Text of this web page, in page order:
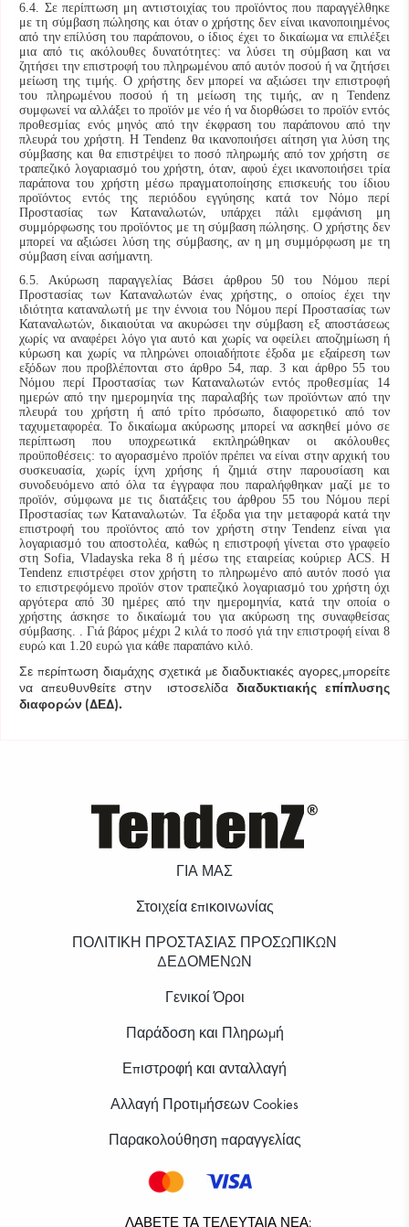
6.4. Σε περίπτωση μη αντιστοιχίας του προϊόντος που παραγγέλθηκε
με τη σύμβαση πώλησης και όταν ο χρήστης δεν είναι ικανοποιημένος
από την επίλύση του παράπονου, ο ίδιος έχει το δικαίωμα να επιλέξει
μια από τις ακόλουθες δυνατότητες: να λύσει τη σύμβαση και να
ζητήσει την επιστροφή του πληρωμένου από αυτόν ποσού ή να ζητήσει
μείωση της τιμής. Ο χρήστης δεν μπορεί να αξιώσει την επιστροφή
του πληρωμένου ποσού ή τη μείωση της τιμής, αν η Tendenz
συμφωνεί να αλλάξει το προϊόν με νέο ή να διορθώσει το προϊόν εντός
προθεσμίας ενός μηνός από την έκφραση του παράπονου από την
πλευρά του χρήστη. Η Tendenz θα ικανοποιήσει αίτηση για λύση της
σύμβασης και θα επιστρέψει το ποσό πληρωμής από τον χρήστη σε
τραπεζικό λογαριασμό του χρήστη, όταν, αφού έχει ικανοποιήσει τρία
παράπονα του χρήστη μέσω πραγματοποίησης επισκευής του ίδιου
προϊόντος εντός της περιόδου εγγύησης κατά τον Νόμο περί
Προστασίας των Καταναλωτών, υπάρχει πάλι εμφάνιση μη
συμμόρφωσης του προϊόντος με τη σύμβαση πώλησης. Ο χρήστης δεν
μπορεί να αξιώσει λύση της σύμβασης, αν η μη συμμόρφωση με τη
σύμβαση είναι ασήμαντη.
6.5. Ακύρωση παραγγελίας Βάσει άρθρου 50 του Νόμου περί
Προστασίας των Καταναλωτών ένας χρήστης, ο οποίος έχει την
ιδιότητα καταναλωτή με την έννοια του Νόμου περί Προστασίας των
Καταναλωτών, δικαιούται να ακυρώσει την σύμβαση εξ αποστάσεως
χωρίς να αναφέρει λόγο για αυτό και χωρίς να οφείλει αποζημίωση ή
κύρωση και χωρίς να πληρώνει οποιαδήποτε έξοδα με εξαίρεση των
εξόδων που προβλέπονται στο άρθρο 54, παρ. 3 και άρθρο 55 του
Νόμου περί Προστασίας των Καταναλωτών εντός προθεσμίας 14
ημερών από την ημερομηνία της παραλαβής των προϊόντων από την
πλευρά του χρήστη ή από τρίτο πρόσωπο, διαφορετικό από τον
ταχυμεταφορέα. Το δικαίωμα ακύρωσης μπορεί να ασκηθεί μόνο σε
περίπτωση που υποχρεωτικά εκπληρώθηκαν οι ακόλουθες
προϋποθέσεις: το αγορασμένο προϊόν πρέπει να είναι στην αρχική του
συσκευασία, χωρίς ίχνη χρήσης ή ζημιά στην παρουσίαση και
συνοδευόμενο από όλα τα έγγραφα που παραλήφθηκαν μαζί με το
προϊόν, σύμφωνα με τις διατάξεις του άρθρου 55 του Νόμου περί
Προστασίας των Καταναλωτών. Τα έξοδα για την μεταφορά κατά την
επιστροφή του προϊόντος από τον χρήστη στην Tendenz είναι για
λογαριασμό του αποστολέα, καθώς η επιστροφή γίνεται στο γραφείο
στη Sofia, Vladayska reka 8 ή μέσω της εταιρείας κούριερ ACS. Η
Tendenz επιστρέφει στον χρήστη το πληρωμένο από αυτόν ποσό για
το επιστρεφόμενο προϊόν στον τραπεζικό λογαριασμό του χρήστη όχι
αργότερα από 30 ημέρες από την ημερομηνία, κατά την οποία ο
χρήστης άσκησε το δικαίωμά του για ακύρωση της συναφθείσας
σύμβασης. . Γιά βάρος μέχρι 2 κιλά το ποσό γιά την επιστροφή είναι 8
ευρώ και 1.20 ευρώ για κάθε παραπάνο κιλό.
Σε περίπτωση διαμάχης σχετικά με διαδυκτιακές αγορες,μπορείτε
να απευθυνθείτε στην ιστοσελίδαδιαδυκτιακής επίπλυσης
διαφορών (ΔΕΔ).
ΓΙΑ ΜΑΣ
Στοιχεία επικοινωνίας
ΠΟΛΙΤΙΚΗ ΠΡΟΣΤΑΣΙΑΣ ΠΡΟΣΩΠΙΚΩΝ
ΔΕΔΟΜΕΝΩΝ
Γενικοί Όροι
Παράδοση και Πληρωμή
Επιστροφή και ανταλλαγή
Αλλαγή Προτιμήσεων Cookies
Παρακολούθηση παραγγελίας
ΛΆΒΕΤΕ ΤΑ ΤΕΛΕΥΤΑΊΑ ΝΈΑ: